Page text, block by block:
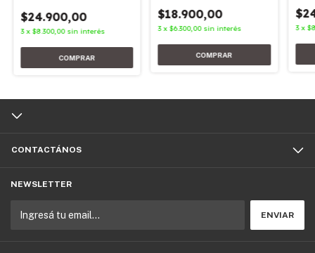
$24.900,00
3 x $8.300,00 sin interés
$18.900,00
3 x$6.300,00 sin interés 3 x
CONTACTÁNOS
NEWSLETTER